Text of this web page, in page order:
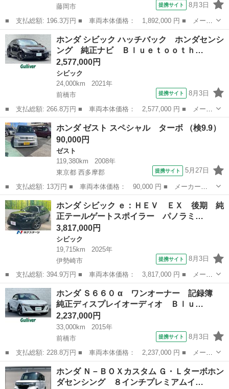
藤岡市
提携サイト 8月3日
■ 支払総額: 196.3万円 ■ 車両本体価格： 1,892,000 円 ■ メーカ
ー名： ホンダ ■ 車種名： Ｎ－ＯＮＥ ■ グレード名： プレミ
アムツアラー 当社デモカー 純正９インチインターナビ シートヒ
ーター ...
群馬 藤岡市 N-ONE
ホンダ シビック ハッチバック ホンダセンシ
ング 純正ナビ Ｂｌｕｅｔｏｏｔｈ…
2,577,000円
シビック
24,000km
2021年
前橋市
提携サイト 8月3日
■ 支払総額: 266.8万円 ■ 車両本体価格： 2,577,000 円 ■ メーカ
ー名： ホンダ ■ 車種名： シビック ■ グレード名： ハッチバ
ック ホンダセンシング 純正ナビ Ｂｌｕｅｔｏｏｔｈ フルセ
グ バック...
群馬 前橋市 シビック
ホンダ ゼスト スペシャル ターボ （検9.9）
90,000円
ゼスト
119,380km
2008年
東京都 西多摩郡
提携サイト 5月27日
■ 支払総額: 13万円 ■ 車両本体価格： 90,000 円 ■ メーカー
名： ホンダ ■ 車種名： ゼスト ■ グレード名： スペシャル
ターボ ■ 排気量： 660cc ■ ドア枚数： 5D ■ ミッション：
AT4...
東京 西多摩郡 ゼスト
ホンダ シビック ｅ：ＨＥＶ ＥＸ 後期 純
正テールゲートスポイラー パノラミ…
3,817,000円
シビック
19,715km
2025年
伊勢崎市
提携サイト 8月3日
■ 支払総額: 394.9万円 ■ 車両本体価格： 3,817,000 円 ■ メーカ
ー名： ホンダ ■ 車種名： シビック ■ グレード名： ｅ：ＨＥ
Ｖ ＥＸ 後期 純正テールゲートスポイラー パノラミックサンル
ーフ ブ...
群馬 伊勢崎市 シビック
ホンダ Ｓ６６０ α ワンオーナー 記録簿
純正ディスプレイオーディオ Ｂｌｕ…
2,237,000円
33,000km
2015年
前橋市
提携サイト 8月3日
■ 支払総額: 228.8万円 ■ 車両本体価格： 2,237,000 円 ■ メーカ
ー名： ホンダ ■ 車種名： Ｓ６６０ ■ グレード名： α ワンオ
ーナー 記録簿 純正ディスプレイオーディオ Ｂｌｕｅｔｏｏｔ
ｈ クル...
群馬 前橋市 ホンダ
ホンダ Ｎ－ＢＯＸカスタム Ｇ・Ｌターボホン
ダセンシング ８インチプレミアムイ…